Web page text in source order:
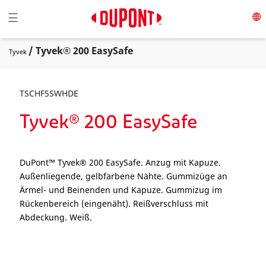
Toggle navigation
☰
Tyvek / Tyvek® 200 EasySafe
TSCHF5SWHDE
Tyvek® 200 EasySafe
DuPont™ Tyvek® 200 EasySafe. Anzug mit Kapuze.
Außenliegende, gelbfarbene Nähte. Gummizüge an
Ärmel- und Beinenden und Kapuze. Gummizug im
Rückenbereich (eingenäht). Reißverschluss mit
Abdeckung. Weiß.